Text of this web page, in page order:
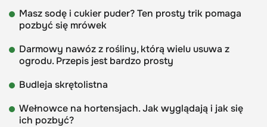
Masz sodę i cukier puder? Ten prosty trik pomaga
pozbyć się mrówek
Darmowy nawóz z rośliny, którą wielu usuwa z
ogrodu. Przepis jest bardzo prosty
Budleja skrętolistna
Wełnowce na hortensjach. Jak wyglądają i jak się
ich pozbyć?